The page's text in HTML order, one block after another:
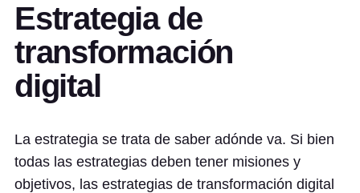
Estrategia de
transformación
digital
La estrategia se trata de saber adónde va. Si bien
todas las estrategias deben tener misiones y
objetivos, las estrategias de transformación digital